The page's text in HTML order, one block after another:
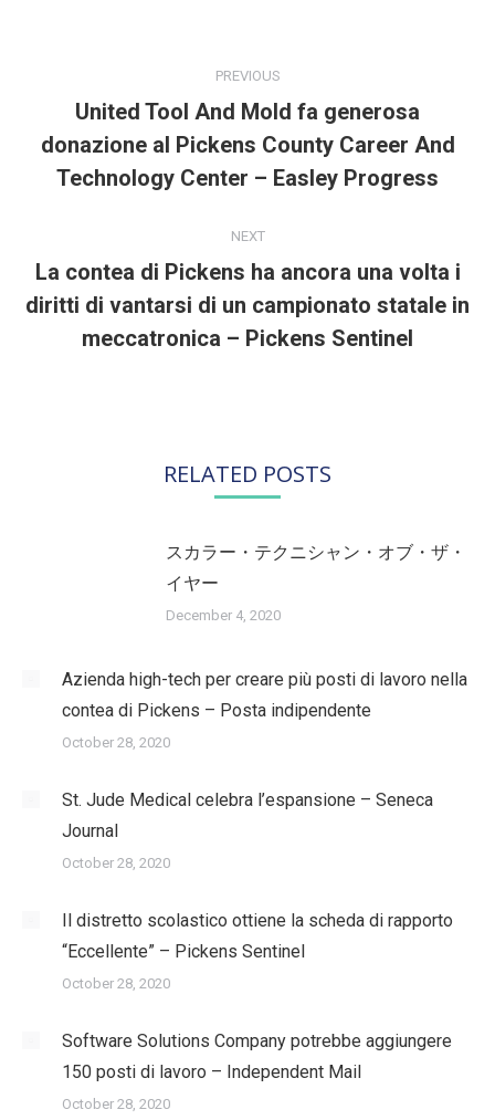
PREVIOUS
Previous
post:
United Tool And Mold fa generosa
donazione al Pickens County Career And
Technology Center – Easley Progress
NEXT
Next
post:
La contea di Pickens ha ancora una volta i
diritti di vantarsi di un campionato statale in
meccatronica – Pickens Sentinel
RELATED POSTS
スカラー・テクニシャン・オブ・ザ・
イヤー
December 4, 2020
Azienda high-tech per creare più posti di lavoro nella
contea di Pickens – Posta indipendente
October 28, 2020
St. Jude Medical celebra l’espansione – Seneca
Journal
October 28, 2020
Il distretto scolastico ottiene la scheda di rapporto
“Eccellente” – Pickens Sentinel
October 28, 2020
Software Solutions Company potrebbe aggiungere
150 posti di lavoro – Independent Mail
October 28, 2020